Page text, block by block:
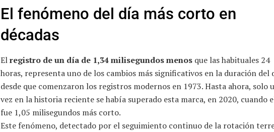
El fenómeno del día más corto en
décadas
Elregistro de un día de 1,34 milisegundos menos que las habituales 24
horas, representa uno de los cambios más significativos en la duración del
desde que comenzaron los registros modernos en 1973. Hasta ahora, solo
vez en la historia reciente se había superado esta marca, en 2020, cuando
fue 1,05 milisegundos más corto.
Este fenómeno, detectado por el seguimiento continuo de la rotación